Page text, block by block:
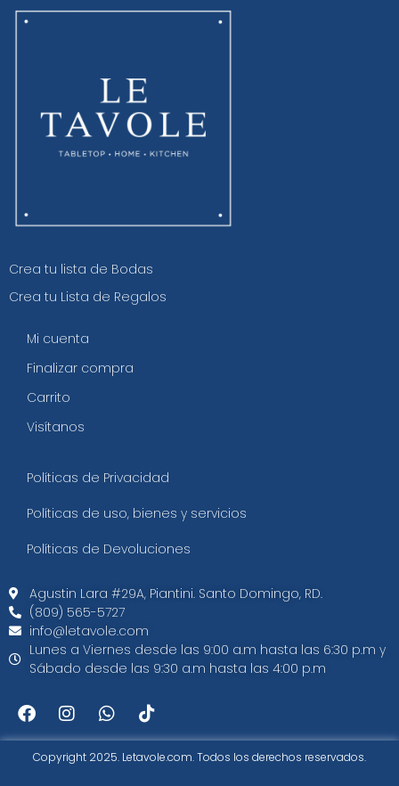
Crea tu lista de Bodas
Crea tu Lista de Regalos
Mi cuenta
Finalizar compra
Carrito
Visítanos
Políticas de Privacidad
Políticas de uso, bienes y servicios
Políticas de Devoluciones
Agustin Lara #29A, Piantini. Santo Domingo, RD.​
(809) 565-5727
info@letavole.com
Lunes a Viernes desde las 9:00 a.m hasta las 6:30 p.m y
Sábado desde las 9:30 a.m hasta las 4:00 p.m
Copyright 2025. Letavole.com. Todos los derechos reservados.